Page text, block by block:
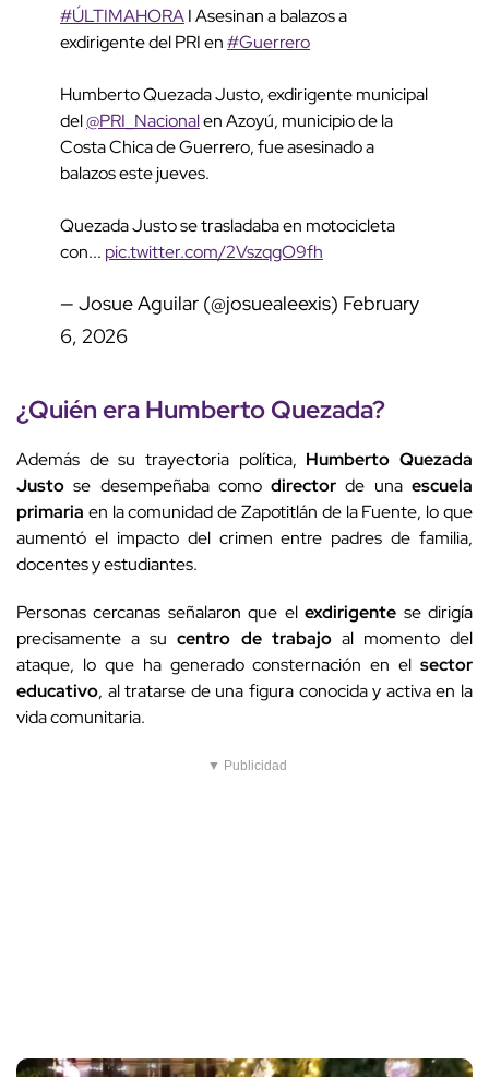
#ÚLTIMAHORAI Asesinan a balazos a
exdirigente del PRI en#Guerrero
Humberto Quezada Justo, exdirigente municipal
del@PRI_Nacionalen Azoyú, municipio de la
Costa Chica de Guerrero, fue asesinado a
balazos este jueves.
Quezada Justo se trasladaba en motocicleta
con... pic.twitter.com/2VszqgO9fh
— Josue Aguilar (@josuealeexis) February
6, 2026
¿Quién eraHumberto Quezada?
Además de su trayectoria política, Humberto Quezada
Justo se desempeñaba comodirector de unaescuela
primaria en la comunidad de Zapotitlán de la Fuente, lo que
aumentó el impacto del crimen entre padres de familia,
docentes y estudiantes.
Personas cercanas señalaron que elexdirigente se dirigía
precisamente a sucentro de trabajoal momento del
ataque, lo que ha generado consternación en el sector
educativo, al tratarse de una figura conocida y activa en la
vida comunitaria.
▼ Publicidad